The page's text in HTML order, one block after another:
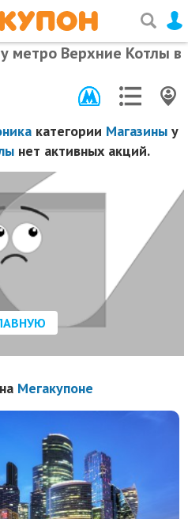
метро Верхние Котлы в
категории Магазины у
нет активных акций.
Мегакупоне